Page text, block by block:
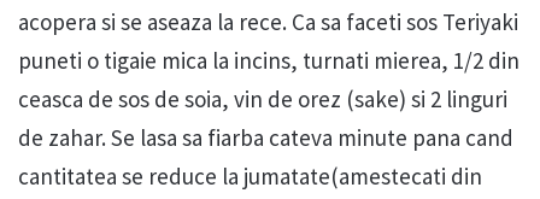
acopera si se aseaza la rece. Ca sa faceti sos Teriyaki
puneti o tigaie mica la incins, turnati mierea, 1/2 din
ceasca de sos de soia, vin de orez (sake) si 2 linguri
de zahar. Se lasa sa fiarba cateva minute pana cand
cantitatea se reduce la jumatate(amestecati din